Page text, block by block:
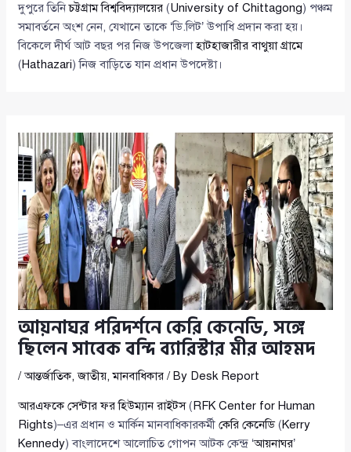
দুপুরে তিনিচট্টগ্রাম বিশ্ববিদ্যালয়ের (University of Chittagong) পঞ্চম
সমাবর্তনে অংশ নেন, যেখানে তাকে ‘ডি.লিট’ উপাধি প্রদান করা হয়।
বিকেলে দীর্ঘ আট বছর পর নিজ উপজেলাহাটহাজারীর বাথুয়া গ্রামে
(Hathazari) নিজ বাড়িতে যান প্রধান উপদেষ্টা।
আয়নাঘর পরিদর্শনে কেরি কেনেডি, সঙ্গে
ছিলেন সাবেক বন্দি ব্যারিস্টার মীর আহমদ
/আন্তর্জাতিক,জাতীয়,মানবাধিকার / By Desk Report
আরএফকে সেন্টার ফর হিউম্যান রাইটস( RFK Center for Human
Rights)–এর প্রধান ও মার্কিন মানবাধিকারকর্মীকেরি কেনেডি(Kerry
Kennedy) বাংলাদেশে আলোচিত গোপন আটক কেন্দ্র ‘আয়নাঘর’